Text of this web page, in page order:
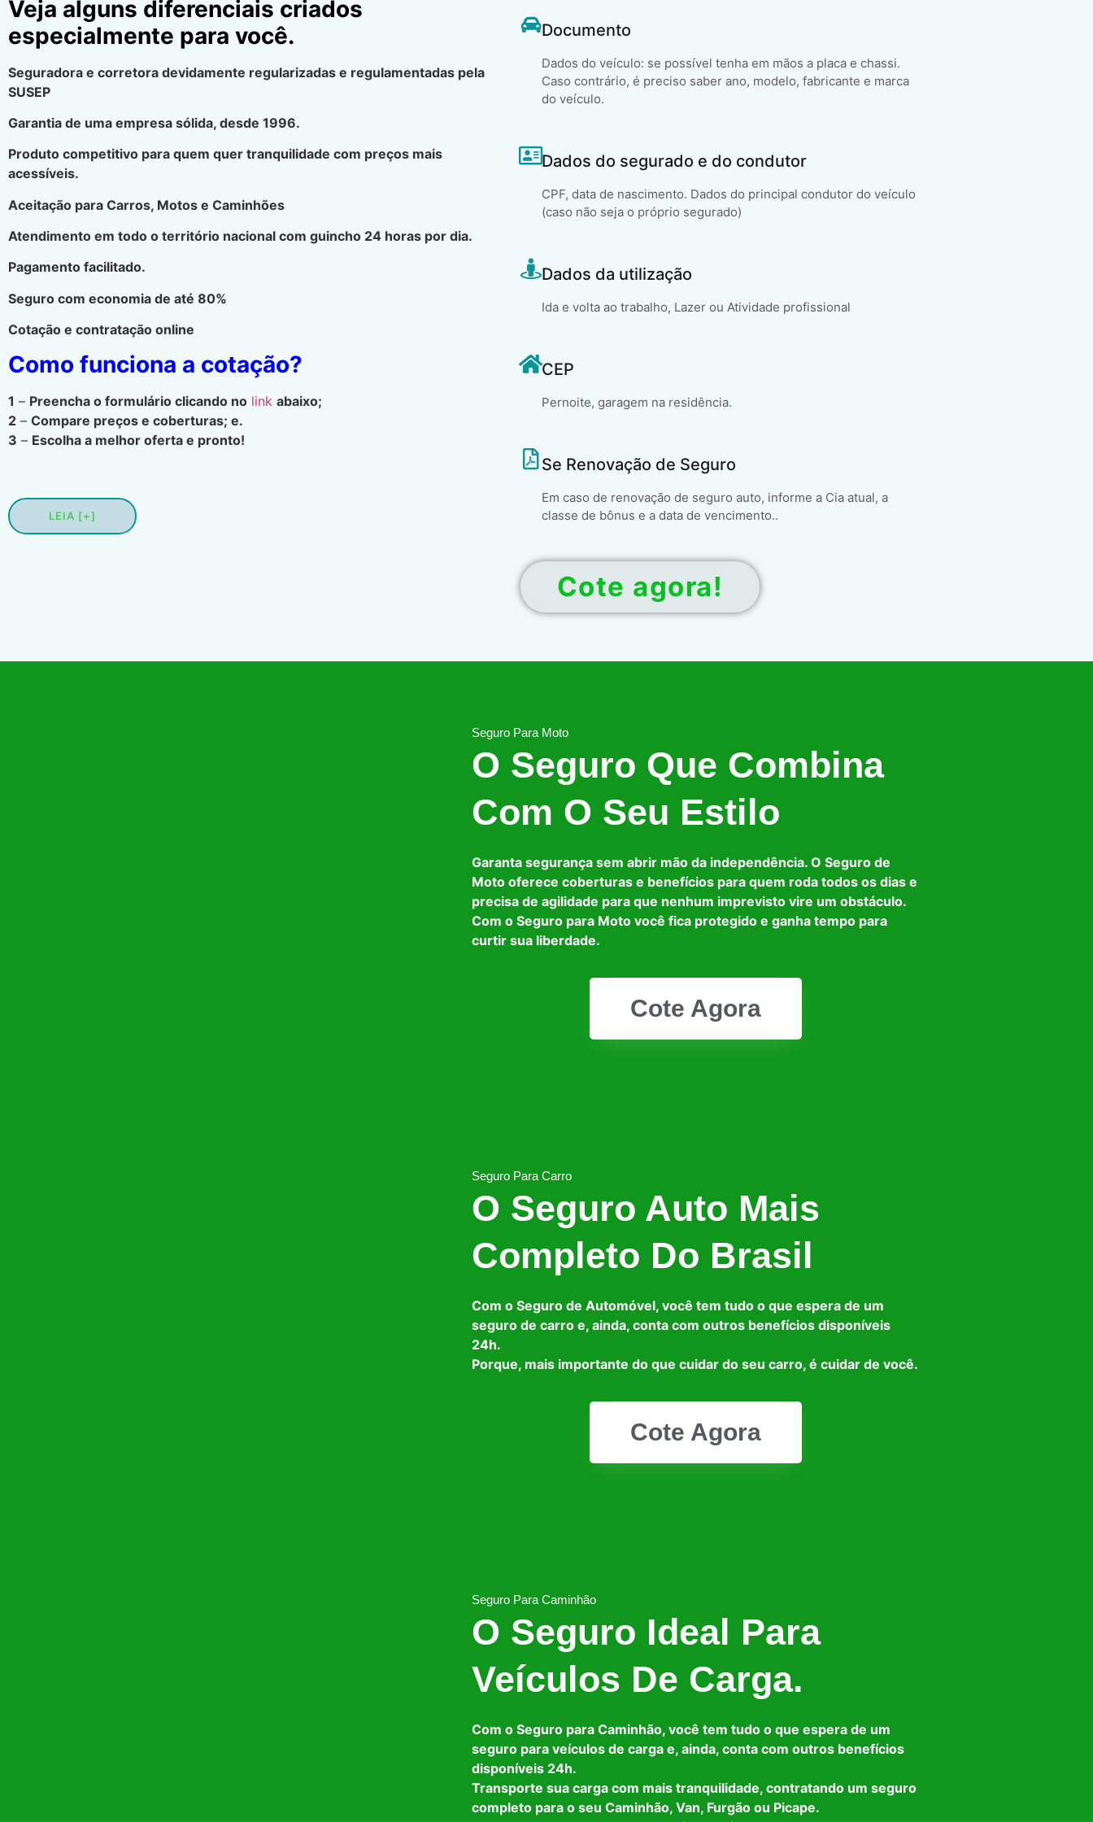
Veja alguns diferenciais criados
especialmente para você.
Seguradora e corretora devidamente regularizadas e regulamentadas pela
SUSEP
Garantia de uma empresa sólida, desde 1996.
Produto competitivo para quem quer tranquilidade com preços mais
acessíveis.
Aceitação para Carros, Motos e Caminhões
Atendimento em todo o território nacional com guincho 24 horas por dia.
Pagamento facilitado.
Seguro com economia de até 80%
Cotação e contratação online
Como funciona a cotação?
1 – Preencha o formulário clicando no link abaixo;
2 – Compare preços e coberturas; e.
3 – Escolha a melhor oferta e pronto!
LEIA [+]
Documento
Dados do veículo: se possível tenha em mãos a placa e chassi.
Caso contrário, é preciso saber ano, modelo, fabricante e marca
do veículo.
Dados do segurado e do condutor
CPF, data de nascimento. Dados do principal condutor do veículo
(caso não seja o próprio segurado)
Dados da utilização
Ida e volta ao trabalho, Lazer ou Atividade profissional
CEP
Pernoite, garagem na residência.
Se Renovação de Seguro
Em caso de renovação de seguro auto, informe a Cia atual, a
classe de bônus e a data de vencimento..
Cote agora!
Seguro Para Moto
O Seguro Que Combina
Com O Seu Estilo
Garanta segurança sem abrir mão da independência. O Seguro de
Moto oferece coberturas e benefícios para quem roda todos os dias e
precisa de agilidade para que nenhum imprevisto vire um obstáculo.
Com o Seguro para Moto você fica protegido e ganha tempo para
curtir sua liberdade.
Cote Agora
Seguro Para Carro
O Seguro Auto Mais
Completo Do Brasil
Com o Seguro de Automóvel, você tem tudo o que espera de um
seguro de carro e, ainda, conta com outros benefícios disponíveis
24h.
Porque, mais importante do que cuidar do seu carro, é cuidar de você.
Cote Agora
Seguro Para Caminhão
O Seguro Ideal Para
Veículos De Carga.
Com o Seguro para Caminhão, você tem tudo o que espera de um
seguro para veículos de carga e, ainda, conta com outros benefícios
disponíveis 24h.
Transporte sua carga com mais tranquilidade, contratando um seguro
completo para o seu Caminhão, Van, Furgão ou Picape.